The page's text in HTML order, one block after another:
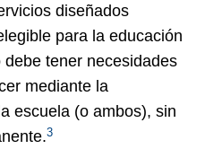
diseñados
para la educación
tener necesidades
mediante la
escuela (o ambos), sin
3